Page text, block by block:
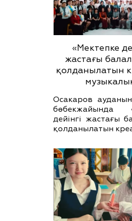
«Мектепке
жастағы
қолданылатын
Осакаров
бөбекжайында
дейінгі жастағы
қолданылатын